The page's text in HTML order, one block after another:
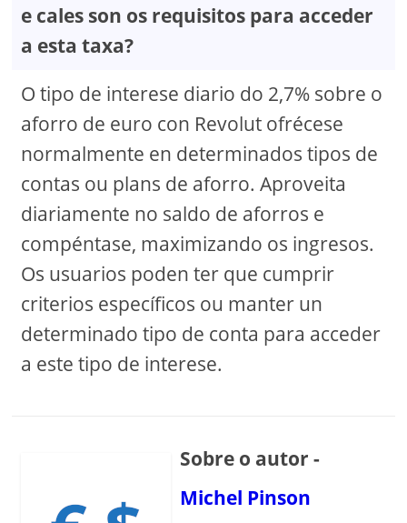
e cales son os requisitos para acceder
a esta taxa?
O tipo de interese diario do 2,7% sobre o
aforro de euro con Revolut ofrécese
normalmente en determinados tipos de
contas ou plans de aforro. Aproveita
diariamente no saldo de aforros e
compéntase, maximizando os ingresos.
Os usuarios poden ter que cumprir
criterios específicos ou manter un
determinado tipo de conta para acceder
a este tipo de interese.
Sobre o autor -
Michel Pinson